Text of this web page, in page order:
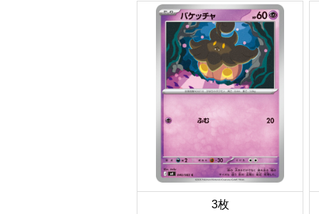
3枚